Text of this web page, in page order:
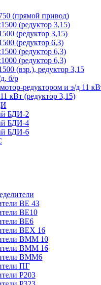
(прямой привод)
(редуктор 3,15)
(редуктор 3,15)
(редуктор 6,3)
(редуктор 6,3)
(редуктор 6,3)
(взр.), редуктор 3,15
б/р
редуктором и э/д 11
кВт (редуктор 3,15)
БДИ-2
БДИ-4
БДИ-6
ВЕ 43
ВЕ10
ВЕ6
ВЕХ 16
ВММ 10
ВММ 16
ВММ6
ПГ
Р203